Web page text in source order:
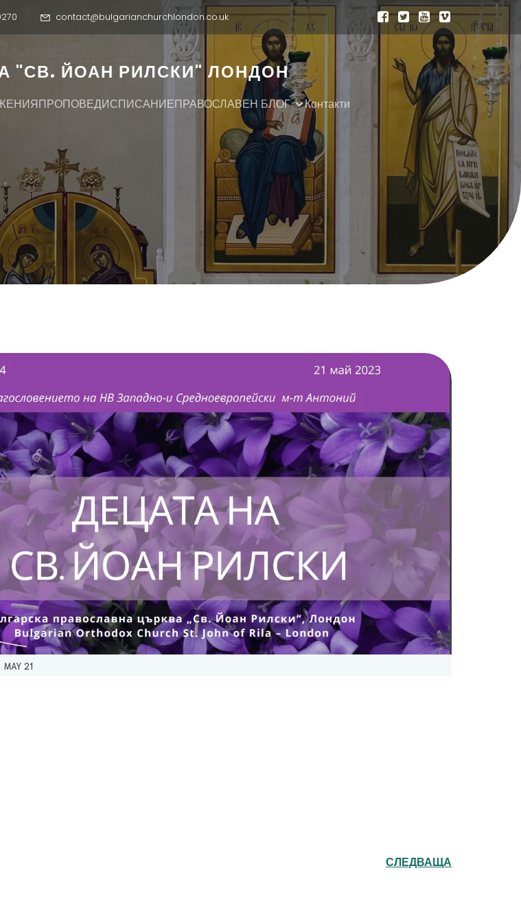
contact@bulgarianchurchlondon.co.uk
"СВ. ЙОАН РИЛСКИ" ЛОНДОН
ПРОПОВЕДИСПИСАНИЕПРАВОСЛАВЕН БЛОГ Контакти
MAY 21
СЛЕДВАЩА